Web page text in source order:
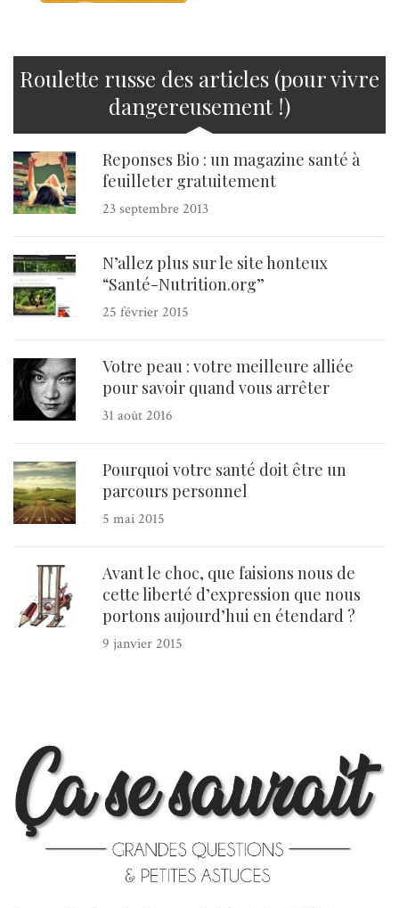
Roulette russe des articles (pour vivre
dangereusement !)
Reponses Bio : un magazine santé à
feuilleter gratuitement
23 septembre 2013
N’allez plus sur le site honteux
“Santé-Nutrition.org”
25 février 2015
Votre peau : votre meilleure alliée
pour savoir quand vous arrêter
31 août 2016
Pourquoi votre santé doit être un
parcours personnel
5 mai 2015
Avant le choc, que faisions nous de
cette liberté d’expression que nous
portons aujourd’hui en étendard ?
9 janvier 2015